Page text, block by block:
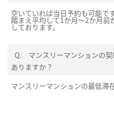
空いていれば当日予約も可能で
踏まえ平均して1か月～2か月前
しております。
Q.
マンスリーマンションの
ありますか？
マンスリーマンションの最低滞